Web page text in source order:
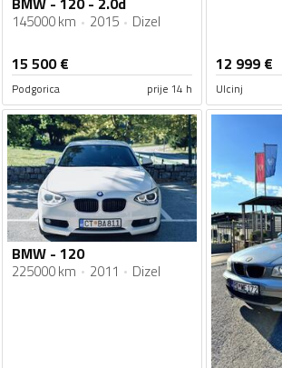
145000 km 2015 Dizel
15 500€
Podgorica prije 14 h
12 999 €
Ulcinj
BMW - 120
225000 km 2011 Dizel